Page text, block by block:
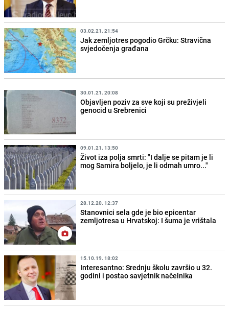
03.02.21. 21:54
Jak zemljotres pogodio Grčku: Stravična
svjedočenja građana
30.01.21. 20:08
Objavljen poziv za sve koji su preživjeli
genocid u Srebrenici
09.01.21. 13:50
Život iza polja smrti: "I dalje se pitam je li
mog Samira boljelo, je li odmah umro..."
28.12.20. 12:37
Stanovnici sela gde je bio epicentar
zemljotresa u Hrvatskoj: I šuma je vrištala
15.10.19. 18:02
Interesantno: Srednju školu završio u 32.
godini i postao savjetnik načelnika